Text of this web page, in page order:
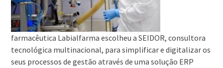
farmacêutica Labialfarma escolheu a SEIDOR, consultora
tecnológica multinacional, para simplificar e digitalizar os
seus processos de gestão através de uma solução ERP